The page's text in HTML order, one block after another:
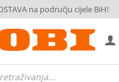
na području cijele BiH!